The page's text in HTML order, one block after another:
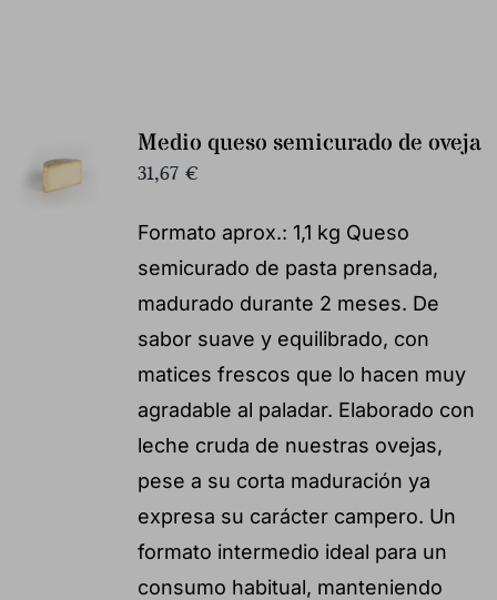
Medio queso semicurado de oveja
31,67 €
Formato aprox.: 1,1 kg Queso
semicurado de pasta prensada,
madurado durante 2 meses. De
sabor suave y equilibrado, con
matices frescos que lo hacen muy
agradable al paladar. Elaborado con
leche cruda de nuestras ovejas,
pese a su corta maduración ya
expresa su carácter campero. Un
formato intermedio ideal para un
consumo habitual, manteniendo